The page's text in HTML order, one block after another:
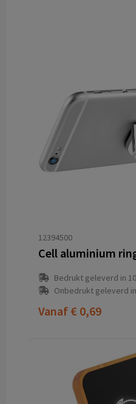
12394500
Bedrukt geleverd in
Onbedrukt geleverd
Vanaf € 0,69